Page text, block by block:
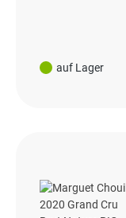
auf Lager